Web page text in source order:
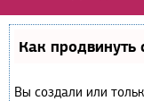
Как продвинуть
Вы создали или